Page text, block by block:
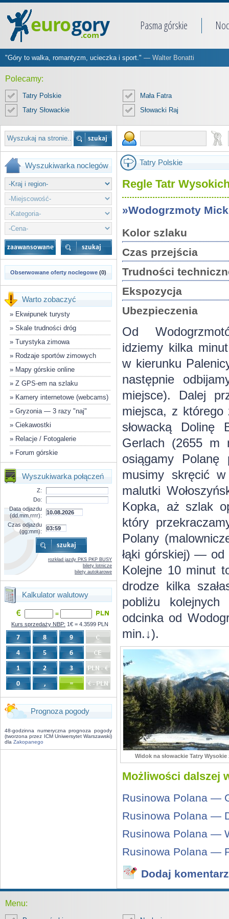
Pasma górskie
"Góry to walka, romantyzm, ucieczka i sport." — Walter Bonatti
Polecamy:
Tatry Polskie
Mała Fatra
Tatry Słowackie
Słowacki Raj
Tatry Polskie
Regle Tatr
»Wodogrzmoty
Kolor szlaku
Czas przejścia
Trudności
Ekspozycja
Ubezpieczenia
Od
idziemy kilka
w kierunku
następnie
miejsce). Dalej
miejsca, z którego
słowacką
Gerlach (2655 m
osiągamy Polanę
musimy skręcić
malutki
Kopka, aż szlak
który
Polany
łąki górskiej) — od
Kolejne 10 minut
drodze kilka
pobliżu kolejnych
odcinka od
min.↓).
Widok na słowackie Tatry
Możliwości dalszej
Rusinowa Polana —
Rusinowa Polana —
Rusinowa Polana —
Rusinowa Polana —
Dodaj komentarz
Wyszukiwarka noclegów
Obserwowane oferty noclegowe (0)
Warto zobaczyć
» Ekwipunek turysty
» Skale trudności dróg
» Turystyka zimowa
» Rodzaje sportów zimowych
» Mapy górskie online
» Z GPS-em na szlaku
» Kamery internetowe (webcams)
» Gryzonia — 3 razy "naj"
» Ciekawostki
» Relacje / Fotogalerie
» Forum górskie
Wyszukiwarka połączeń
Z:
Do:
Data odjazdu
(dd.mm.rrrr):
Czas odjazdu
(gg:mm):
rozkład jazdy PKS PKP BUSY
bilety lotnicze
bilety autokarowe
Kalkulator walutowy
=
Kurs sprzedaży NBP: 1€ = 4.3599 PLN
Prognoza pogody
48-godzinna numeryczna prognoza pogody
(tworzona przez ICM Uniwersytet Warszawski)
dla Zakopanego
Menu: